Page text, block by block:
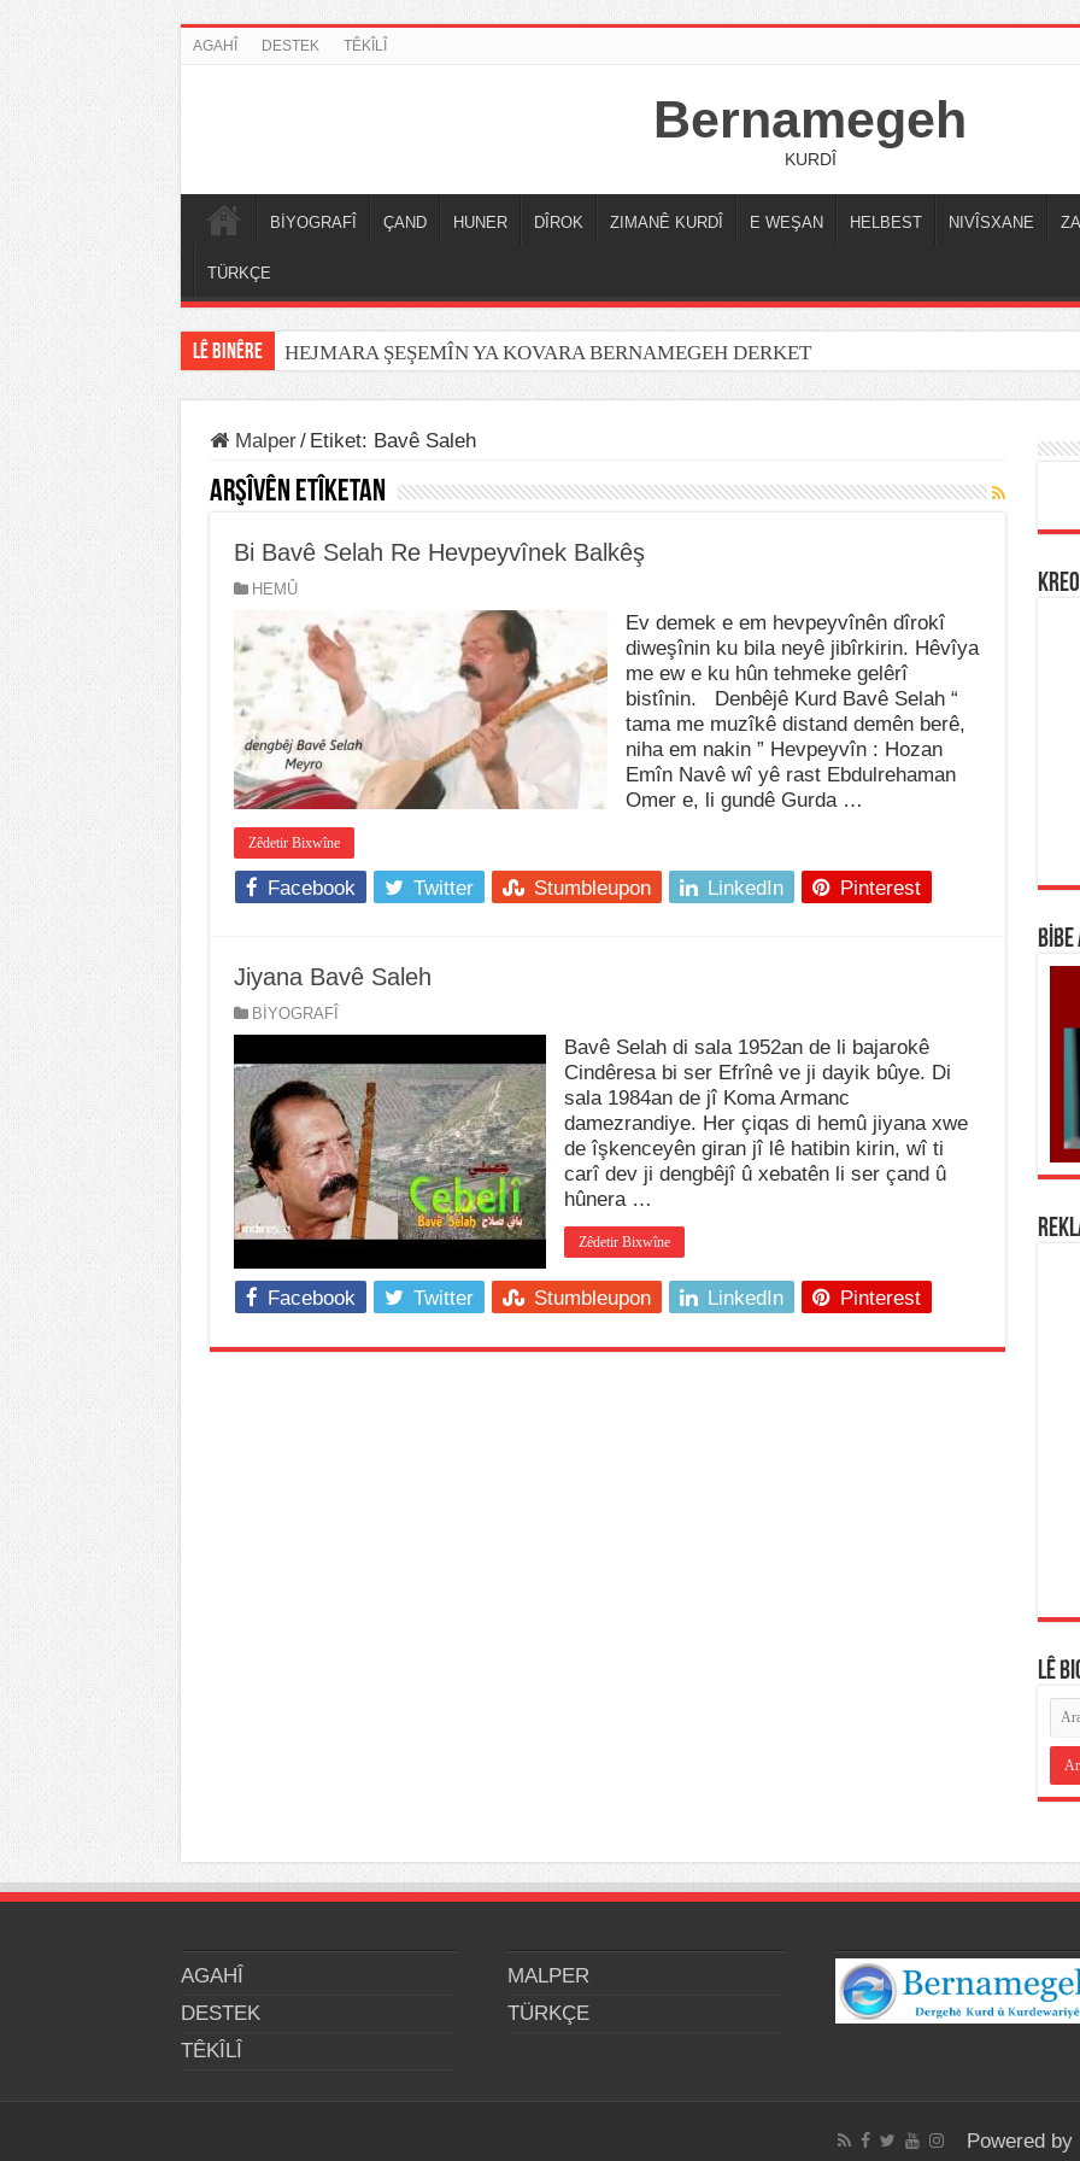
AGAHÎ DESTEK TÊKÎLÎ
Bernamegeh
KURDÎ
BİYOGRAFÎ ÇAND HUNER DÎROK ZIMANÊ KURDÎ E WEŞAN HELBEST NIVÎSXANE
TÜRKÇE
LÊ BINÊRE HEJMARA ŞEŞEMÎN YA KOVARA BERNAMEGEH DERKET
Malper/ Etiket: Bavê Saleh
Arşîvên Etîketan
Bi Bavê Selah Re Hevpeyvînek Balkêş
HEMÛ
Ev demek e em hevpeyvînên dîrokî
diweşînin ku bila neyê jibîrkirin. Hêvîya
me ew e ku hûn tehmeke gelêrî
bistînin. Denbêjê Kurd Bavê Selah “
tama me muzîkê distand demên berê,
niha em nakin ” Hevpeyvîn : Hozan
Emîn Navê wî yê rast Ebdulrehaman
Omer e, li gundê Gurda …
Zêdetir Bixwîne
Facebook Twitter Stumbleupon LinkedIn Pinterest
Jiyana Bavê Saleh
BİYOGRAFÎ
Bavê Selah di sala 1952an de li bajarokê
Cindêresa bi ser Efrînê ve ji dayik bûye. Di
sala 1984an de jî Koma Armanc
damezrandiye. Her çiqas di hemû jiyana xwe
de îşkenceyên giran jî lê hatibin kirin, wî ti
carî dev ji dengbêjî û xebatên li ser çand û
hûnera …
Zêdetir Bixwîne
Facebook Twitter Stumbleupon LinkedIn Pinterest
LÊ
AGAHÎ
DESTEK
TÊKÎLÎ
MALPER
TÜRKÇE
Powered by